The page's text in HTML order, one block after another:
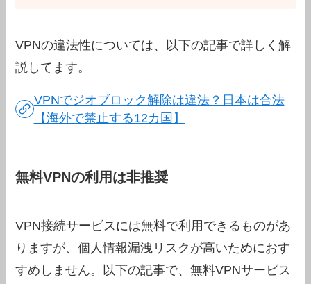
VPNの違法性については、以下の記事で詳しく解
説してます。
VPNでジオブロック解除は違法？日本は合法
【海外で禁止する12カ国】
無料VPNの利用は非推奨
VPN接続サービスには無料で利用できるものがあ
りますが、個人情報漏洩リスクが高いためにおす
すめしません。以下の記事で、無料VPNサービス